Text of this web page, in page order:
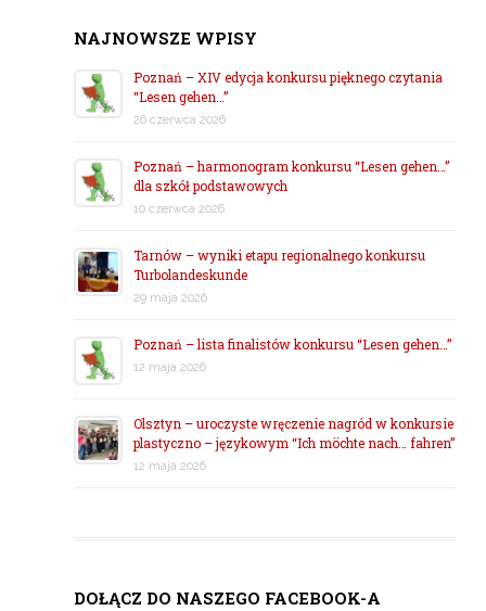
NAJNOWSZE WPISY
Poznań – XIV edycja konkursu pięknego czytania
“Lesen gehen…”
26 czerwca 2026
Poznań – harmonogram konkursu “Lesen gehen…”
dla szkół podstawowych
10 czerwca 2026
Tarnów – wyniki etapu regionalnego konkursu
Turbolandeskunde
29 maja 2026
Poznań – lista finalistów konkursu “Lesen gehen…”
12 maja 2026
Olsztyn – uroczyste wręczenie nagród w konkursie
plastyczno – językowym “Ich möchte nach… fahren”
12 maja 2026
DOŁĄCZ DO NASZEGO FACEBOOK-A